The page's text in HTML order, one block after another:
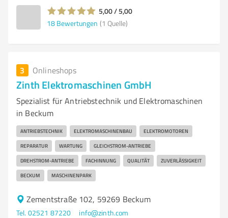
5,00 / 5,00
18 Bewertungen (1 Quelle)
3 Onlineshops
Zinth Elektromaschinen GmbH
Spezialist für Antriebstechnik und Elektromaschinen
in Beckum
ANTRIEBSTECHNIK ELEKTROMASCHINENBAU ELEKTROMOTOREN
REPARATUR WARTUNG GLEICHSTROM-ANTRIEBE
DREHSTROM-ANTRIEBE FACHINNUNG QUALITÄT ZUVERLÄSSIGKEIT
BECKUM MASCHINENPARK
Zementstraße 102, 59269 Beckum
Tel. 02521 87220
info@zinth.com